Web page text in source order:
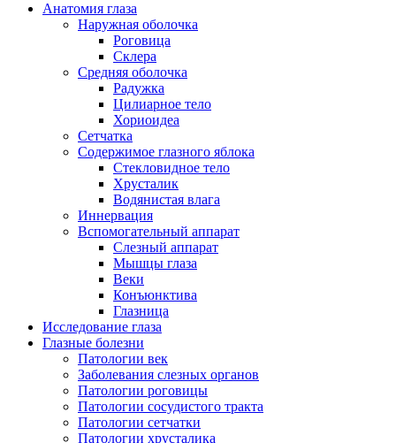
Анатомия глаза
Наружная оболочка
Роговица
Склера
Средняя оболочка
Радужка
Цилиарное тело
Хориоидеа
Сетчатка
Содержимое глазного яблока
Стекловидное тело
Хрусталик
Водянистая влага
Иннервация
Вспомогательный аппарат
Слезный аппарат
Мышцы глаза
Веки
Конъюнктива
Глазница
Исследование глаза
Глазные болезни
Патологии век
Заболевания слезных органов
Патологии роговицы
Патологии сосудистого тракта
Патологии сетчатки
Патологии хрусталика